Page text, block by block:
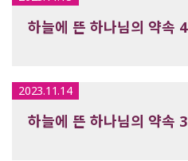
하늘에 뜬 하나님의 약속 4
2023.11.14
하늘에 뜬 하나님의 약속 3